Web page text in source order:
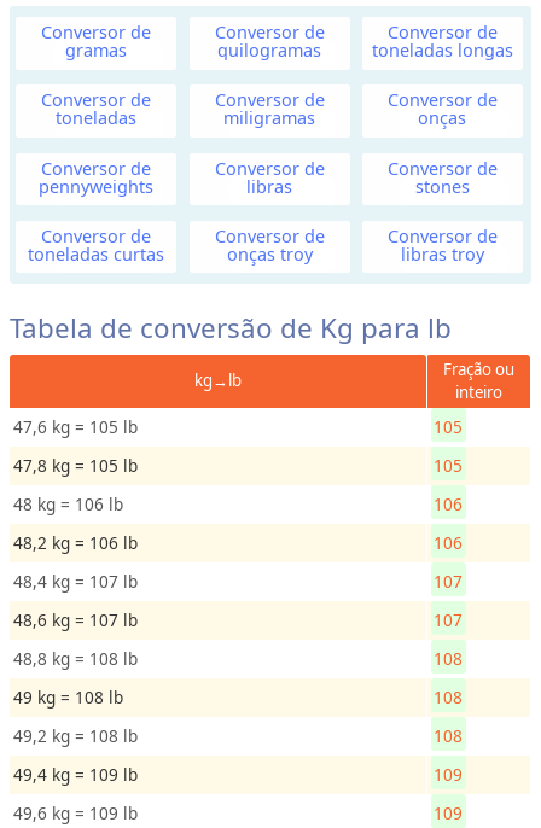
a
(
o
u
P
e
s
o
)
i
â
n
i
a
o
C
o
m
r
m
Conversor de
gramas
Conversor de
quilogramas
Conversor de
toneladas longas
Conversor de
toneladas
Conversor de
miligramas
Conversor de
onças
Conversor de
pennyweights
Conversor de
libras
Conversor de
stones
Conversor de
toneladas curtas
Conversor de
onças troy
Conversor de
libras troy
Tabela de conversão de Kg para lb
kg→lb
Fração ou
inteiro
47,6 kg = 105 lb
105
47,8 kg = 105 lb
105
48 kg = 106 lb
106
48,2 kg = 106 lb
106
48,4 kg = 107 lb
107
48,6 kg = 107 lb
107
48,8 kg = 108 lb
108
49 kg = 108 lb
108
49,2 kg = 108 lb
108
49,4 kg = 109 lb
109
49,6 kg = 109 lb
109